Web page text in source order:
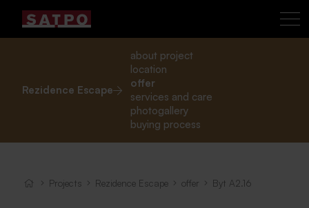
Rezidence Escape
about project
location
offer
services and care
photogallery
buying process
Projects Rezidence Escape offer Byt A2.16